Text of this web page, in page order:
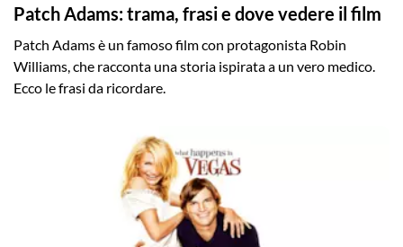
Patch Adams: trama, frasi e dove vedere il film
Patch Adams è un famoso film con protagonista Robin
Williams, che racconta una storia ispirata a un vero medico.
Ecco le frasi da ricordare.